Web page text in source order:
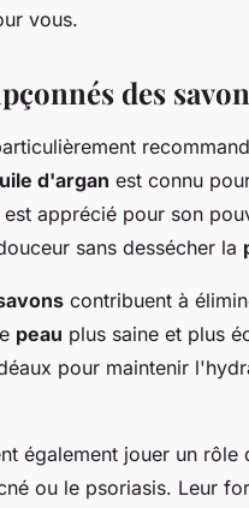
vous.
des
d'argan est connu
est apprécié pour son
sans dessécher la
contribuent à
peau plus saine et plus
pour maintenir
également jouer un
ou le psoriasis. Leur